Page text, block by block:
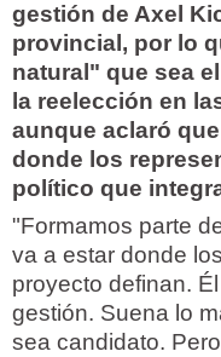
gestión de Axel
provincial, por lo
natural" que sea
la reelección en
aunque aclaró
donde los
político que
"Formamos parte
va a estar donde
proyecto definan.
gestión. Suena lo
sea candidato.